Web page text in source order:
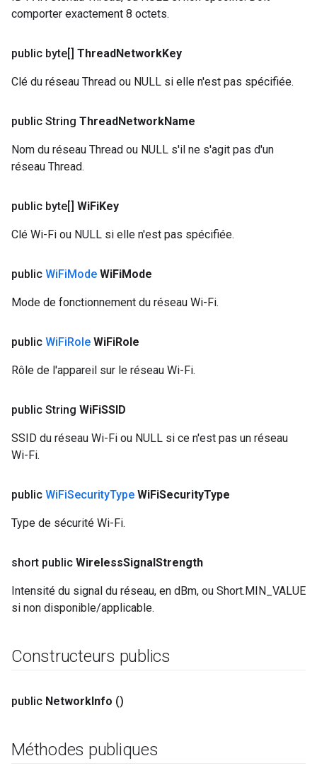
comporter exactement 8 octets.
public byte[] ThreadNetworkKey
Clé du réseau Thread ou NULL si elle n'est pas spécifiée.
public String ThreadNetworkName
Nom du réseau Thread ou NULL s'il ne s'agit pas d'un
réseau Thread.
public byte[] WiFiKey
Clé Wi-Fi ou NULL si elle n'est pas spécifiée.
public WiFiMode WiFiMode
Mode de fonctionnement du réseau Wi-Fi.
public WiFiRole WiFiRole
Rôle de l'appareil sur le réseau Wi-Fi.
public String WiFiSSID
SSID du réseau Wi-Fi ou NULL si ce n'est pas un réseau
Wi-Fi.
public WiFiSecurityType WiFiSecurityType
Type de sécurité Wi-Fi.
short public WirelessSignalStrength
Intensité du signal du réseau, en dBm, ou Short.MIN_VALUE
si non disponible/applicable.
Constructeurs publics
public NetworkInfo ()
Méthodes publiques